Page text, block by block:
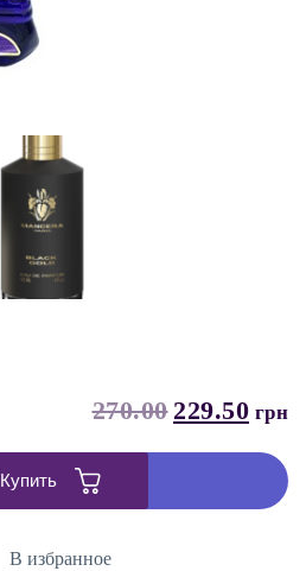
270.00 229.50 грн
Купить
В избранное